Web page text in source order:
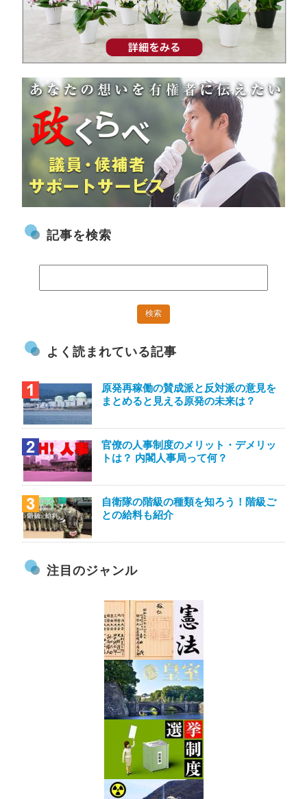
記事を検索
よく読まれている記事
原発再稼働の賛成派と反対派の意見を
まとめると見える原発の未来は？
官僚の人事制度のメリット・デメリッ
トは？ 内閣人事局って何？
自衛隊の階級の種類を知ろう！階級ご
との給料も紹介
注目のジャンル